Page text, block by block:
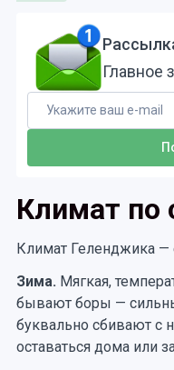
Главное
Климат по
Климат Геленджика
Зима. Мягкая,
бывают боры —
буквально сбивают с
оставаться дома или